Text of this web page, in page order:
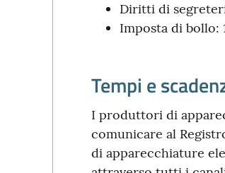
Diritti di
Imposta di bollo:
Tempi e
I produttori di
comunicare al
di apparecchiature